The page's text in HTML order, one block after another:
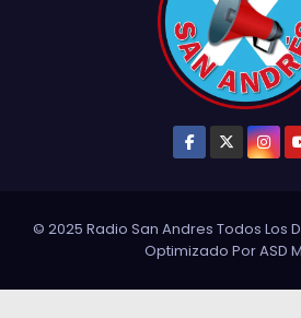
© 2025 Radio San Andres Todos Los
Optimizado PorASD